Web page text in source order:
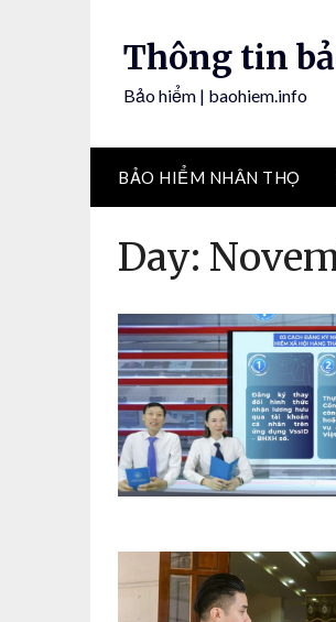
Thông tin
Bảo hiểm | baohiem.info
BẢO HIỂM NHÂN THỌ
Day: